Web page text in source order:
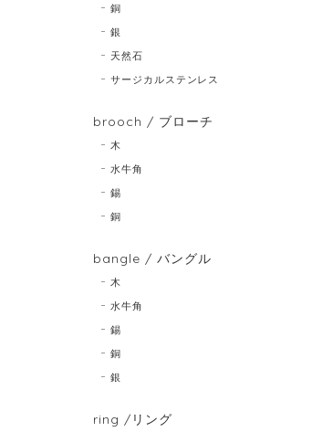
銅
銀
天然石
サージカルステンレス
brooch / ブローチ
木
水牛角
錫
銅
bangle / バングル
木
水牛角
錫
銅
銀
ring /リング